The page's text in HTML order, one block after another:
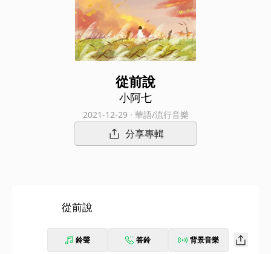
從前說
小阿七
2021-12-29 · 華語/流行音樂
分享專輯
從前說
鈴聲 答鈴 背景音樂